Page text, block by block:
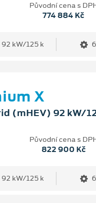
Původní cena s
774 884 Kč
92 kW/125 k
X
(mHEV) 92 kW/
Původní cena s
822 900 Kč
92 kW/125 k